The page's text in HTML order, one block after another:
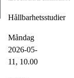
Hållbarhetsstudier
Måndag
2026-05-
11, 10.00